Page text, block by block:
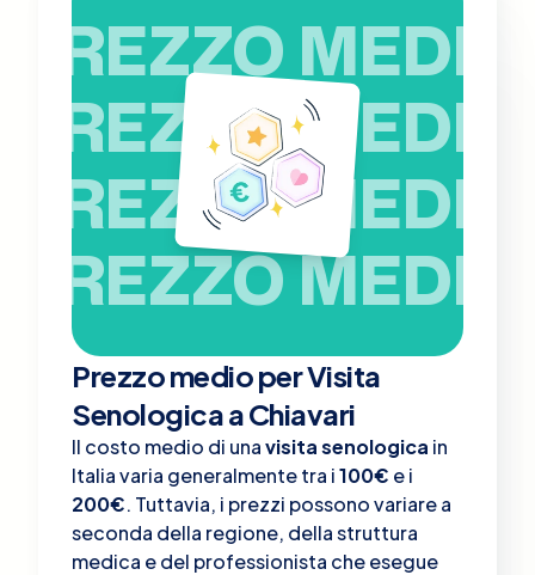
PREZZO MEDIO
PREZZO MEDIO
PREZZO MEDIO
PREZZO MEDIO
Prezzo medio per Visita
Senologica a Chiavari
Il costo medio di unavisita senologica in
Italia varia generalmente tra i100€ e i
200€. Tuttavia, i prezzi possono variare a
seconda della regione, della struttura
medica e del professionista che esegue